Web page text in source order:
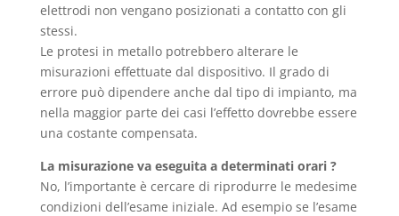
elettrodi non vengano posizionati a contatto con gli
stessi.
Le protesi in metallo potrebbero alterare le
misurazioni effettuate dal dispositivo. Il grado di
errore può dipendere anche dal tipo di impianto, ma
nella maggior parte dei casi l’effetto dovrebbe essere
una costante compensata.
La misurazione va eseguita a determinati orari ?
No, l’importante è cercare di riprodurre le medesime
condizioni dell’esame iniziale. Ad esempio se l’esame